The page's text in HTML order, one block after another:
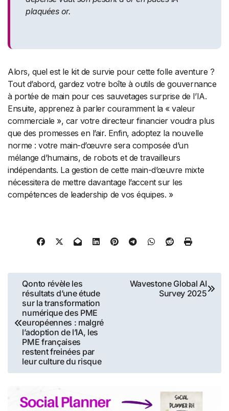
plaquées or.
Alors, quel est le kit de survie pour cette folle aventure ?
Tout d’abord, gardez votre boîte à outils de gouvernance
à portée de main pour ces sauvetages surprise de l’IA.
Ensuite, apprenez à parler couramment la « valeur
commerciale », car votre directeur financier voudra plus
que des promesses en l’air. Enfin, adoptez la nouvelle
norme : votre main-d’œuvre sera composée d’un
mélange d’humains, de robots et de travailleurs
indépendants. La gestion de cette main-d’œuvre mixte
nécessitera de mettre davantage l’accent sur les
compétences de leadership de vos équipes. »
Navigation
l’article
Qonto révèle les
résultats d’une étude
sur la transformation
numérique des PME
européennes : malgré
l’adoption de l’IA, les
PME françaises
restent freinées par
leur culture du risque
Wavestone Global AI
Survey 2025